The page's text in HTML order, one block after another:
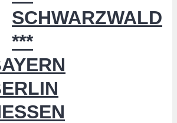
SCHWARZWALD
***